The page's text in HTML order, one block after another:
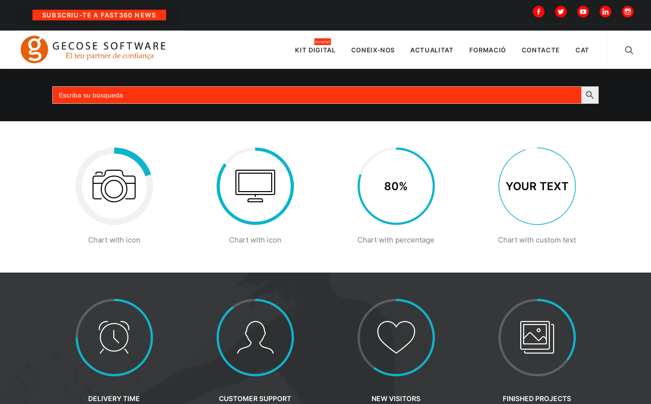
SUBSCRIU-TE A FAST360 NEWS
KIT DIGITAL CONEIX-NOS ACTUALITAT FORMACIÓ CONTACTE CAT
Search
for:
SEARCH BUTTON
Chart with icon Chart with icon
80%
Chart with percentage
YOUR TEXT
Chart with custom text
DELIVERY TIME CUSTOMER SUPPORT NEW VISITORS FINISHED PROJECTS